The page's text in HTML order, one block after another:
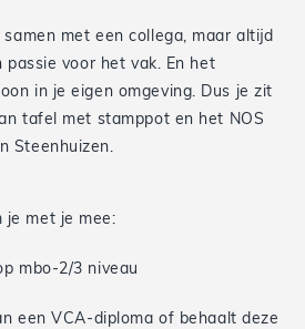
met een collega, maar altijd
passie voor het vak. En het
in je eigen omgeving. Dus je zit
tafel met stamppot en het NOS
Steenhuizen.
je met je mee:
mbo-2/3 niveau
een VCA-diploma of behaalt deze